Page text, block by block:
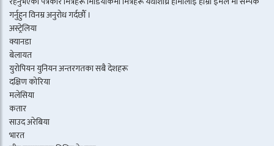
गर्नुहुन विनम्र अनुरोध गर्दछौँ ।
अस्ट्रेलिया
क्यानडा
बेलायत
युरोपियन युनियन अन्तरगतका सबै देशहरू
दक्षिण कोरिया
मलेसिया
कतार
साउद अरेबिया
भारत